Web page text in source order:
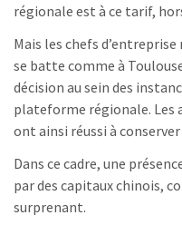
régionale est à ce tarif,
Mais les chefs
se batte comme à
décision au sein des
plateforme régionale. Les
ont ainsi réussi à
Dans ce cadre, une
par des capitaux chinois,
surprenant.